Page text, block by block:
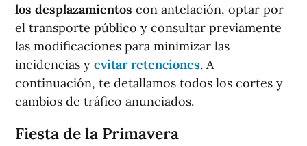
los desplazamientos con antelación, optar por
el transporte público y consultar previamente
las modificaciones para minimizar las
incidencias y evitar retenciones. A
continuación, te detallamos todos los cortes y
cambios de tráfico anunciados.
Fiesta de la Primavera